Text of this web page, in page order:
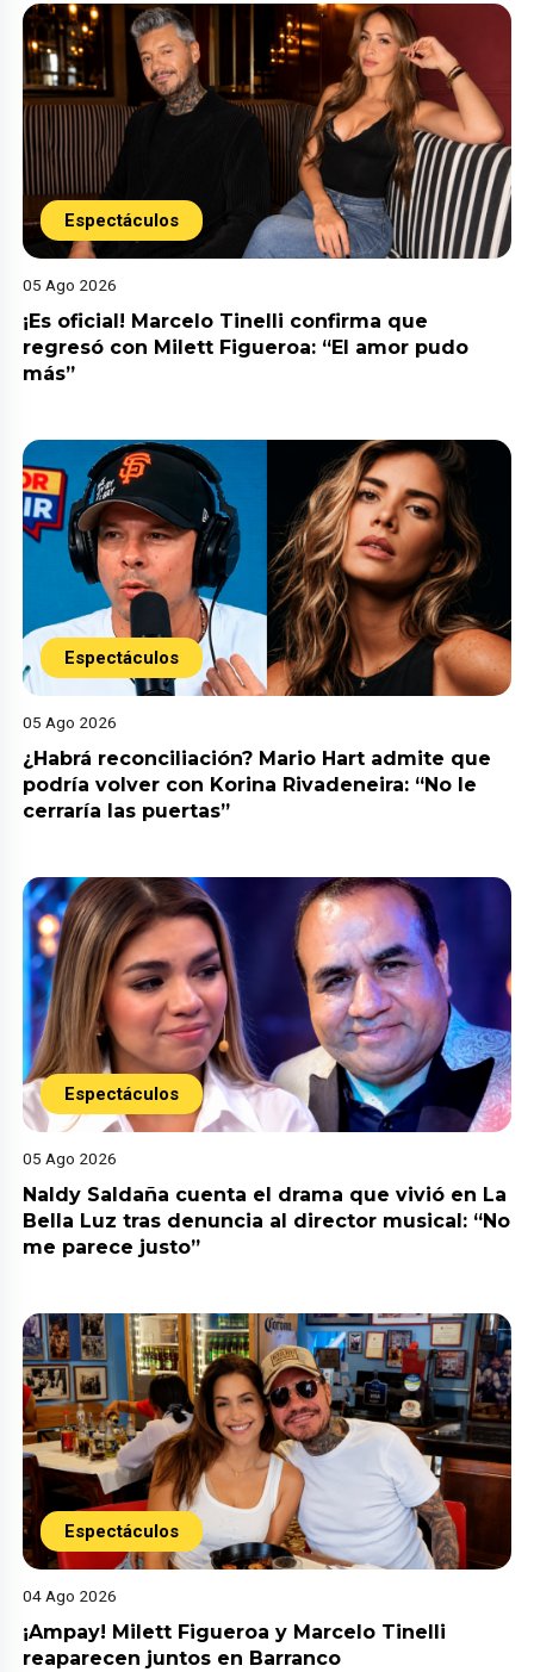
Espectáculos
05 Ago 2026
¡Es oficial! Marcelo Tinelli confirma que
regresó con Milett Figueroa: “El amor pudo
más”
Espectáculos
05 Ago 2026
¿Habrá reconciliación? Mario Hart admite que
podría volver con Korina Rivadeneira: “No le
cerraría las puertas”
Espectáculos
05 Ago 2026
Naldy Saldaña cuenta el drama que vivió en La
Bella Luz tras denuncia al director musical: “No
me parece justo”
Espectáculos
04 Ago 2026
¡Ampay! Milett Figueroa y Marcelo Tinelli
reaparecen juntos en Barranco